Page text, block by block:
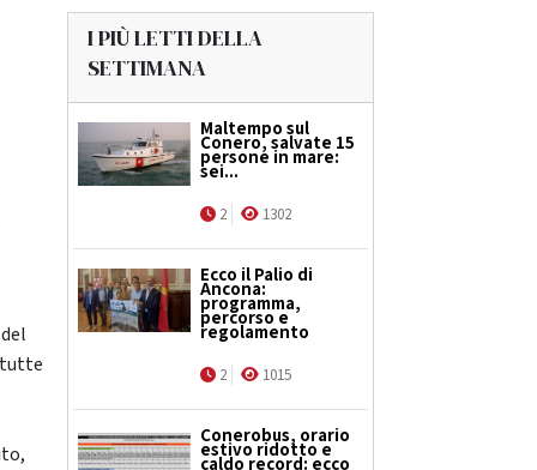
tutte
I PIÙ LETTI DELLA
SETTIMANA
Maltempo sul
Conero, salvate 15
persone in mare:
sei...
2 1302
Ecco il Palio di
Ancona:
programma,
percorso e
regolamento
2 1015
Conerobus, orario
estivo ridotto e
caldo record: ecco